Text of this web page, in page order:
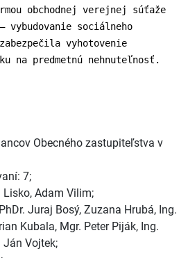
obchodnej verejnej súťaže
vybudovanie sociálneho
vyhotovenie
na predmetnú nehnuteľnosť.
Obecného zastupiteľstva v
7;
Adam Vilim;
Juraj Bosý, Zuzana Hrubá, Ing.
Kubala, Mgr. Peter Piják, Ing.
Ján Vojtek;